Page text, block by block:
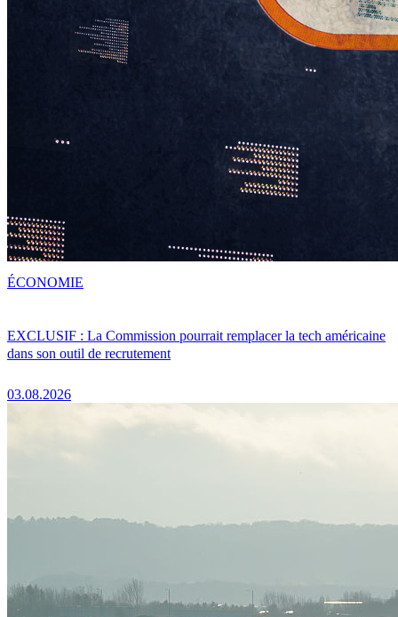
EXCLUSIF : La Commission pourrait remplacer la tech américaine
dans son outil de recrutement
03.08.2026
ÉCONOMIE